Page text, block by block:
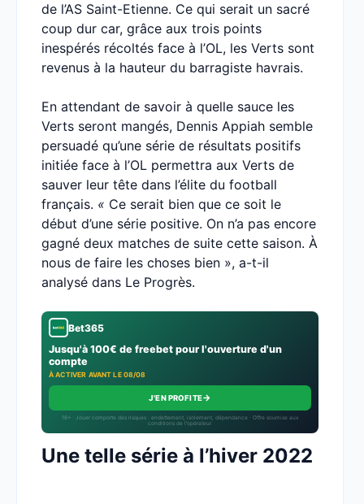
de l’AS Saint-Etienne. Ce qui serait un sacré
coup dur car, grâce aux trois points
inespérés récoltés face à l’OL, les Verts sont
revenus à la hauteur du barragiste havrais.
En attendant de savoir à quelle sauce les
Verts seront mangés, Dennis Appiah semble
persuadé qu’une série de résultats positifs
initiée face à l’OL permettra aux Verts de
sauver leur tête dans l’élite du football
français. « Ce serait bien que ce soit le
début d’une série positive. On n’a pas encore
gagné deux matches de suite cette saison. À
nous de faire les choses bien », a-t-il
analysé dans Le Progrès.
Bet365
Jusqu'à 100€ de freebet pour l'ouverture d'un
compte
À ACTIVER AVANT LE 08/08
J'EN PROFITE→
18+ · Jouer comporte des risques : endettement, isolement, dépendance · Offre soumise aux
conditions de l’opérateur.
Une telle série à l’hiver 2022